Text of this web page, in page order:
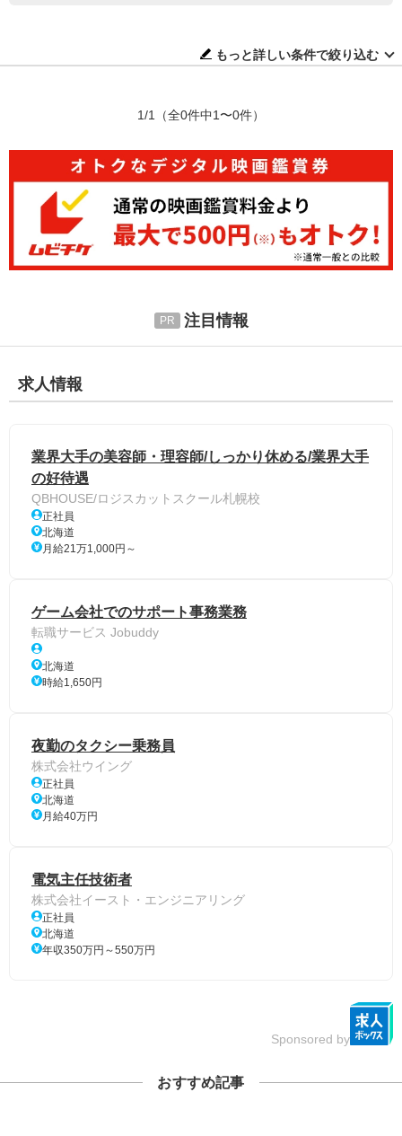
もっと詳しい条件で絞り込む
1/1 （全0件中1〜0件）
注目情報
求人情報
業界大手の美容師・理容師/しっかり休める/業界大手
の好待遇
QBHOUSE/ロジスカットスクール札幌校
正社員
北海道
月給21万1,000円～
ゲーム会社でのサポート事務業務
転職サービス Jobuddy
北海道
時給1,650円
夜勤のタクシー乗務員
株式会社ウイング
正社員
北海道
月給40万円
電気主任技術者
株式会社イースト・エンジニアリング
正社員
北海道
年収350万円～550万円
Sponsored by
おすすめ記事